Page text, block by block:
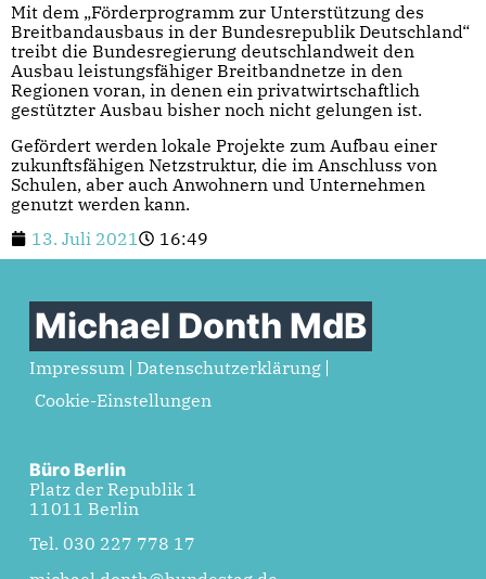
Mit dem „Förderprogramm zur Unterstützung des
Breitbandausbaus in der Bundesrepublik Deutschland“
treibt die Bundesregierung deutschlandweit den
Ausbau leistungsfähiger Breitbandnetze in den
Regionen voran, in denen ein privatwirtschaftlich
gestützter Ausbau bisher noch nicht gelungen ist.
Gefördert werden lokale Projekte zum Aufbau einer
zukunftsfähigen Netzstruktur, die im Anschluss von
Schulen, aber auch Anwohnern und Unternehmen
genutzt werden kann.
13. Juli 2021
16:49
Michael Donth MdB
Impressum
Datenschutzerklärung
Cookie-Einstellungen
Büro Berlin
Platz der Republik 1
11011 Berlin
Tel. 030 227 778 17